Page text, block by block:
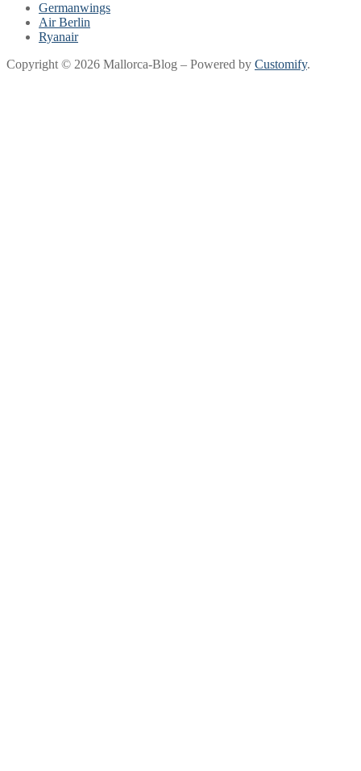
Germanwings
Air Berlin
Ryanair
Copyright © 2026 Mallorca-Blog – Powered by Customify.